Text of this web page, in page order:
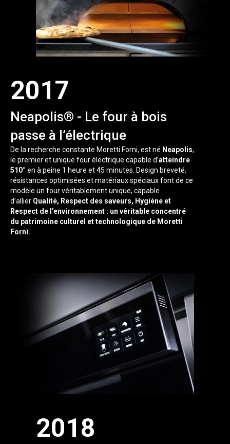
2017
Neapolis® - Le four à bois
passe à l’électrique
De la recherche constante Moretti Forni, est né Neapolis,
le premier et unique four électrique capable d’atteindre
510° en à peine 1 heure et 45 minutes. Design breveté,
résistances optimisées et matériaux spéciaux font de ce
modèle un four véritablement unique, capable
d’allier Qualité, Respect des saveurs, Hygiène et
Respect de l’environnement : un véritable concentré
du patrimoine culturel et technologique de Moretti
Forni.
2018